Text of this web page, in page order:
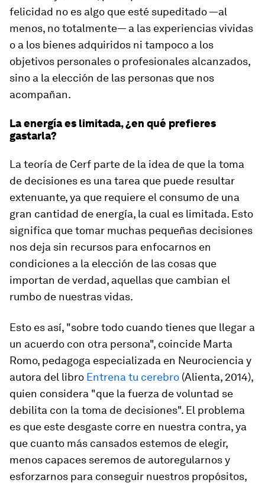
felicidad no es algo que esté supeditado —al
menos, no totalmente— a las experiencias vividas
o a los bienes adquiridos ni tampoco a los
objetivos personales o profesionales alcanzados,
sino a la elección de las personas que nos
acompañan.
La energía es limitada, ¿en qué prefieres
gastarla?
La teoría de Cerf parte de la idea de que la toma
de decisiones es una tarea que puede resultar
extenuante, ya que requiere el consumo de una
gran cantidad de energía, la cual es limitada. Esto
significa quetomar muchas pequeñas decisiones
nos deja sin recursos para enfocarnos en
condiciones a la elección de las cosas que
importan de verdad, aquellas que cambian el
rumbo de nuestras vidas.
Esto es así, "sobre todo cuando tienes que llegar a
un acuerdo con otra persona", coincide Marta
Romo, pedagoga especializada en Neurociencia y
autora del libro Entrena tu cerebro (Alienta, 2014),
quien considera "que la fuerza de voluntad se
debilita con la toma de decisiones". El problema
es que este desgaste corre en nuestra contra, ya
que cuanto más cansados estemos de elegir,
menos capaces seremos de autoregularnos y
esforzarnos para conseguir nuestros propósitos,